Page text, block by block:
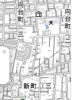
×